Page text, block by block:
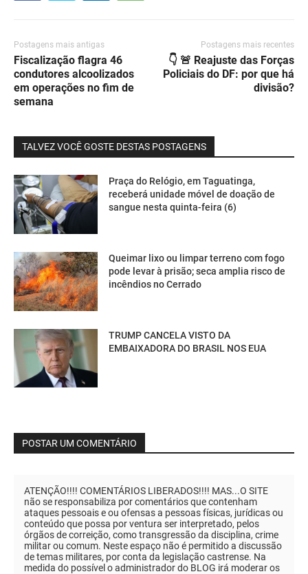
Postagens mais antigas
Fiscalização flagra 46
condutores alcoolizados
em operações no fim de
semana
Postagens mais recentes
👇 🚨 Reajuste das Forças
Policiais do DF: por que há
divisão?
TALVEZ VOCÊ GOSTE DESTAS POSTAGENS
Praça do Relógio, em Taguatinga,
receberá unidade móvel de doação de
sangue nesta quinta-feira (6)
Queimar lixo ou limpar terreno com fogo
pode levar à prisão; seca amplia risco de
incêndios no Cerrado
TRUMP CANCELA VISTO DA
EMBAIXADORA DO BRASIL NOS EUA
POSTAR UM COMENTÁRIO
ATENÇÃO!!!! COMENTÁRIOS LIBERADOS!!!! MAS...O SITE
não se responsabiliza por comentários que contenham
ataques pessoais e ou ofensas a pessoas físicas, jurídicas ou
conteúdo que possa por ventura ser interpretado, pelos
órgãos de correição, como transgressão da disciplina, crime
militar ou comum. Neste espaço não é permitido a discussão
de temas militares, por conta da legislação castrense. Na
medida do possível o administrador do BLOG irá moderar os